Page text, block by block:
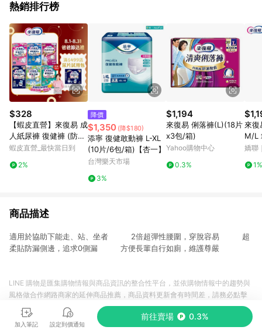
熱銷排行榜
$328
【蝦皮直營】來復易 成
人紙尿褲 復健褲 (防漏
安心/輕薄安心/超薄宛
褲型紙尿褲 成人尿布
蝦皮直營_最快當日到
2%
降價
$1,350 (降$180)
添寧 復健敢動褲 L-XL
(10片/6包/箱)【杏一】
台灣樂天市場
3%
$1,194
來復易 俐落褲(L)(18片
x3包/箱)
Yahoo購物中心
0.3%
來復
M/L 箱購 (褲型尿布/成
人紙
嬌聯
1%
商品描述
適用於協助下能走、站、坐者 2倍超彈性腰圍，穿脫容易 超
柔貼防漏側邊，追求0側漏 方便長輩自行如廁，維護尊嚴
加入筆記 設定到價通知
前往賣場 0.3%
LINE 購物是匯集購物情報與商品資訊的整合性平台，並依購物情報中的趨勢與
風格做合作網路商家的延伸商品推薦，商品資料更新會有時間差，請務必點擊
商品至各合作網路商家，確認現售價與購物條件，一切資訊以合作廠商網頁為
準。